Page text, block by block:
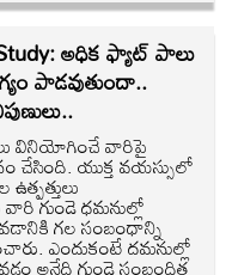
అధిక ఫ్యాట్ పాలు
పాడవుతుందా..
వినియోగించే వారిపై
చేసింది. యుక్త వయస్సులో
గుండె ధమనుల్లో
గల సంబంధాన్ని
ఎందుకంటే దమనుల్లో